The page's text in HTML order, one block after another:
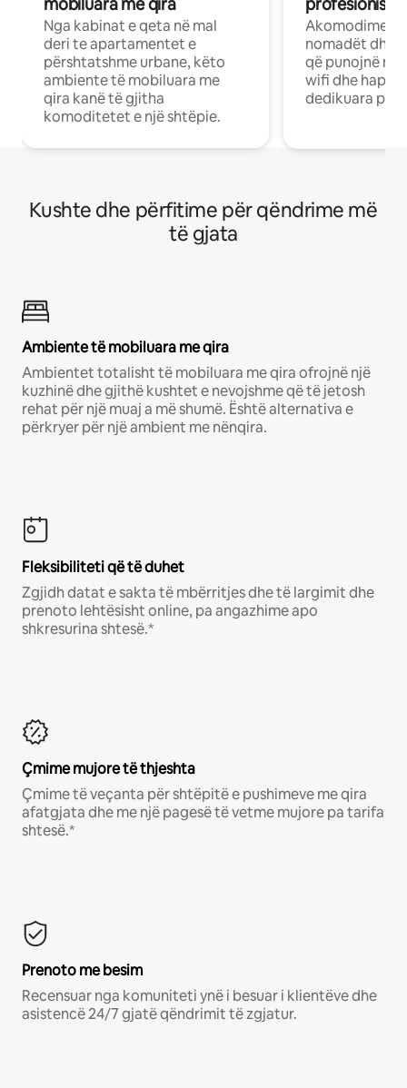
mobiluara me qira
Nga kabinat e qeta në mal
deri te apartamentet e
përshtatshme urbane, këto
ambiente të mobiluara me
qira kanë të gjitha
komoditetet e një shtëpie.
Akomodime
nomadët dhe
që punojnë në
wifi dhe
dedikuara
Kushte dhe përfitime për qëndrime më
të gjata
Ambiente të mobiluara me qira
Ambientet totalisht të mobiluara me qira ofrojnë një
kuzhinë dhe gjithë kushtet e nevojshme që të jetosh
rehat për një muaj a më shumë. Është alternativa e
përkryer për një ambient me nënqira.
Fleksibiliteti që të duhet
Zgjidh datat e sakta të mbërritjes dhe të largimit dhe
prenoto lehtësisht online, pa angazhime apo
shkresurina shtesë.*
Çmime mujore të thjeshta
Çmime të veçanta për shtëpitë e pushimeve me qira
afatgjata dhe me një pagesë të vetme mujore pa tarifa
shtesë.*
Prenoto me besim
Recensuar nga komuniteti ynë i besuar i klientëve dhe
asistencë 24/7 gjatë qëndrimit të zgjatur.